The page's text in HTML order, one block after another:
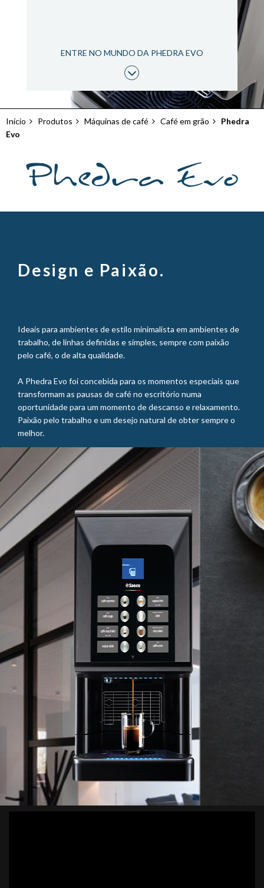
ENTRE NO MUNDO DA PHEDRA EVO
Navegação
estrutural
Início Produtos Máquinas de café Café em grão
Phedra
Evo
Design e Paixão.
Ideais para ambientes de estilo minimalista em ambientes de
trabalho, de linhas definidas e simples, sempre com paixão
pelo café, o de alta qualidade.
A Phedra Evo foi concebida para os momentos especiais que
transformam as pausas de café no escritório numa
oportunidade para um momento de descanso e relaxamento.
Paixão pelo trabalho e um desejo natural de obter sempre o
melhor.